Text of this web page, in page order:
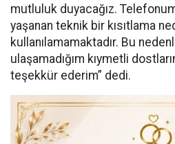
mutluluk duyacağız.
yaşanan teknik bir kısıtlama
kullanılamamaktadır. Bu
ulaşamadığım kıymetli
teşekkür ederim” dedi.